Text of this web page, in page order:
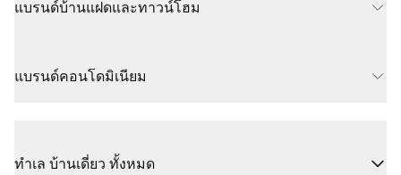
แบรนด์บ้านแฝดและทาวน์โฮม
แบรนด์คอนโดมิเนียม
ทำเล บ้านเดี่ยว ทั้งหมด